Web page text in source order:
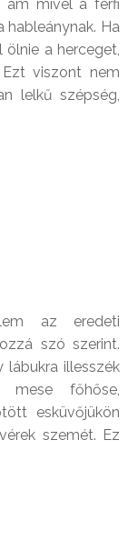
ám mivel a férfi
Ha
a herceget,
viszont nem
lelkű szépség,
az eredeti
szó szerint.
lábukra illesszék
főhőse,
esküvőjükön
szemét. Ez